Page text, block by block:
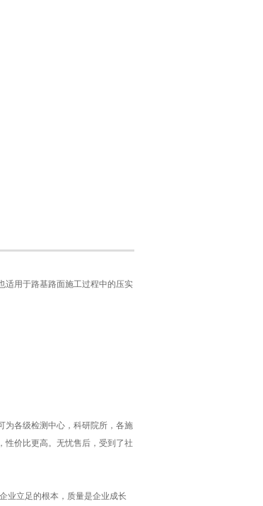
适用于路基路面施工过程中的压实
为各级检测中心，科研院所，各施
性价比更高。无忧售后，受到了社
业立足的根本，质量是企业成长